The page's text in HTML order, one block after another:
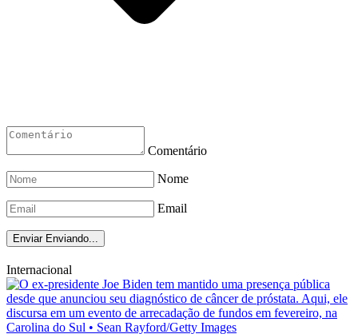
Comentário
Nome
Email
Enviar Enviando...
Internacional